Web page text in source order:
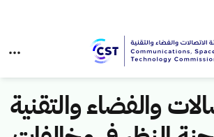
والفضاء والتقنية